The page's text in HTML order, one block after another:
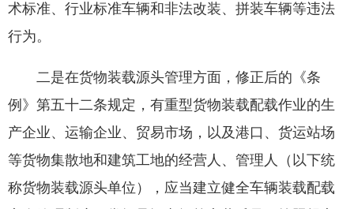
术标准、行业标准车辆和非法改装、拼装车辆等违法
行为。
二是在货物装载源头管理方面，修正后的《条
例》第五十二条规定，有重型货物装载配载作业的生
产企业、运输企业、贸易市场，以及港口、货运站场
等货物集散地和建筑工地的经营人、管理人（以下统
称货物装载源头单位），应当建立健全车辆装载配载